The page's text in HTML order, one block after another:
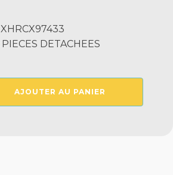
XHRCX97433
PIECES DETACHEES
AJOUTER AU PANIER